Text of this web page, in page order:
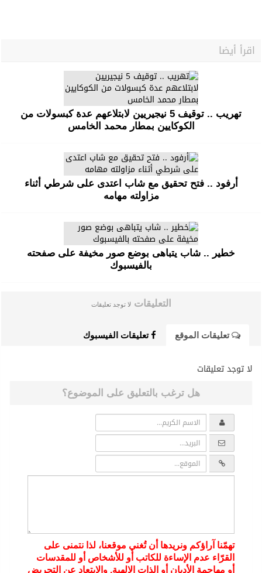
اقرأ أيضا
تهريب .. توقيف 5 نيجيريين لابتلاعهم عدة كبسولات من
الكوكايين بمطار محمد الخامس
أرفود .. فتح تحقيق مع شاب اعتدى على شرطي أثناء
مزاولته مهامه
خطير .. شاب يتباهى بوضع صور مخيفة على صفحته
بالفيسبوك
التعليقات لا توجد تعليقات
تعليقات الموقع تعليقات الفيسبوك
لا توجد تعليقات
هل ترغب بالتعليق على الموضوع؟
تهمّنا آراؤكم ونريدها أن تُغني موقعنا، لذا نتمنى على
القرّاء عدم الإساءة للكاتب أو للأشخاص أو للمقدسات
أو مهاجمة الأديان أو الذات الالهية. والابتعاد عن التحريض